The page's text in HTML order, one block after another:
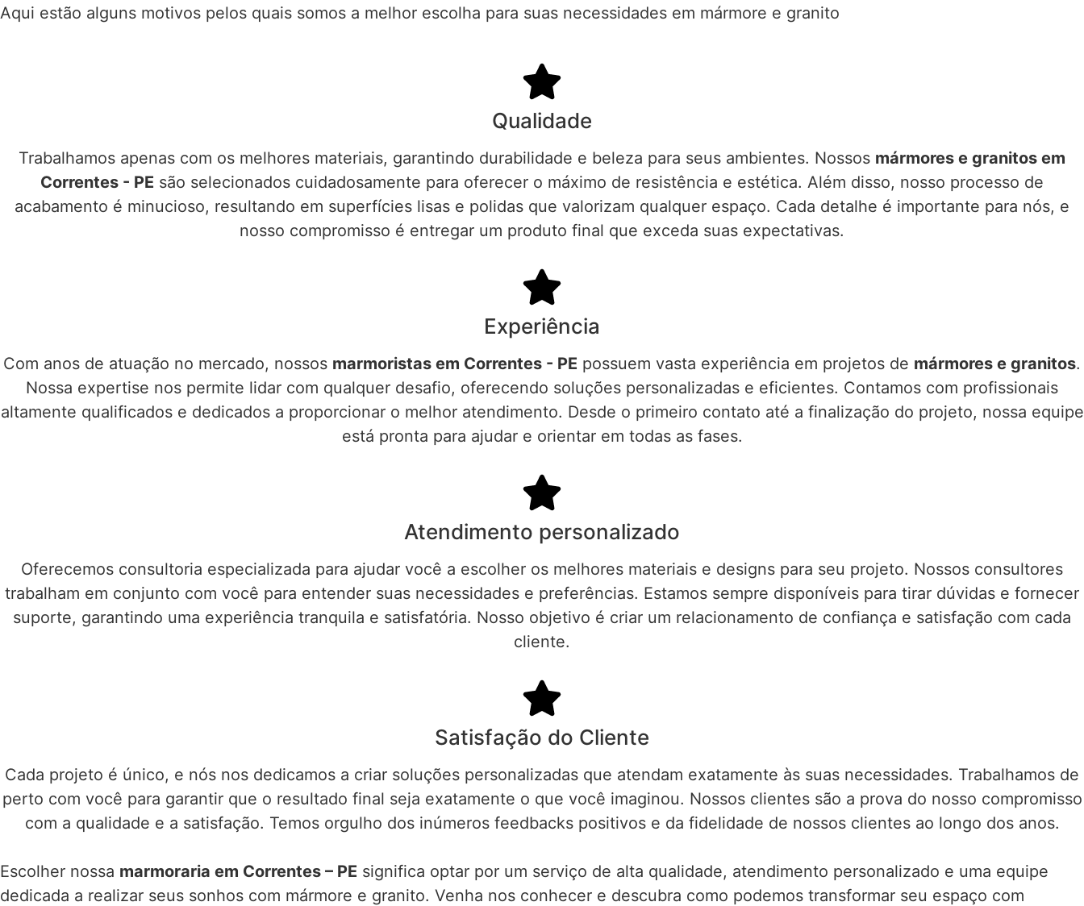
Aqui estão alguns motivos pelos quais somos a melhor escolha para suas necessidades em mármore e granito
Qualidade
Trabalhamos apenas com os melhores materiais, garantindo durabilidade e beleza para seus ambientes. Nossos mármores e granitos em
Correntes - PE são selecionados cuidadosamente para oferecer o máximo de resistência e estética. Além disso, nosso processo de
acabamento é minucioso, resultando em superfícies lisas e polidas que valorizam qualquer espaço. Cada detalhe é importante para nós, e
nosso compromisso é entregar um produto final que exceda suas expectativas.
Experiência
Com anos de atuação no mercado, nossos marmoristas em Correntes - PE possuem vasta experiência em projetos de mármores e granitos.
Nossa expertise nos permite lidar com qualquer desafio, oferecendo soluções personalizadas e eficientes. Contamos com profissionais
altamente qualificados e dedicados a proporcionar o melhor atendimento. Desde o primeiro contato até a finalização do projeto, nossa equipe
está pronta para ajudar e orientar em todas as fases.
Atendimento personalizado
Oferecemos consultoria especializada para ajudar você a escolher os melhores materiais e designs para seu projeto. Nossos consultores
trabalham em conjunto com você para entender suas necessidades e preferências. Estamos sempre disponíveis para tirar dúvidas e fornecer
suporte, garantindo uma experiência tranquila e satisfatória. Nosso objetivo é criar um relacionamento de confiança e satisfação com cada
cliente.
Satisfação do Cliente
Cada projeto é único, e nós nos dedicamos a criar soluções personalizadas que atendam exatamente às suas necessidades. Trabalhamos de
perto com você para garantir que o resultado final seja exatamente o que você imaginou. Nossos clientes são a prova do nosso compromisso
com a qualidade e a satisfação. Temos orgulho dos inúmeros feedbacks positivos e da fidelidade de nossos clientes ao longo dos anos.
Escolher nossa marmoraria em Correntes – PE significa optar por um serviço de alta qualidade, atendimento personalizado e uma equipe
dedicada a realizar seus sonhos com mármore e granito. Venha nos conhecer e descubra como podemos transformar seu espaço com